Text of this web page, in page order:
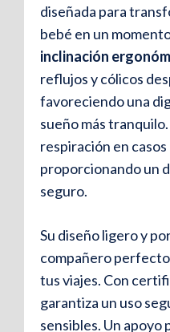
diseñada para
bebé en un
inclinación
reflujos y cólicos
favoreciendo una
sueño más
respiración en
proporcionando un
seguro.
Su diseño ligero y
compañero
tus viajes. Con
garantiza un uso
sensibles. Un